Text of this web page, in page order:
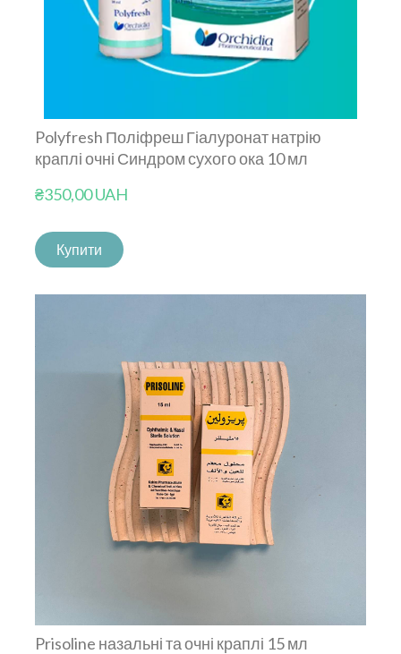
Polyfresh Поліфреш Гіалуронат натрію
краплі очні Синдром сухого ока 10 мл
₴350,00 UAH
Купити
Prisoline назальні та очні краплі 15 мл